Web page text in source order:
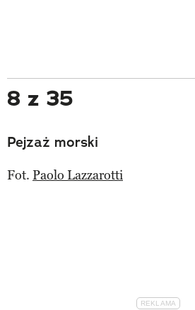
8 z 35
Pejzaż morski
Fot. Paolo Lazzarotti